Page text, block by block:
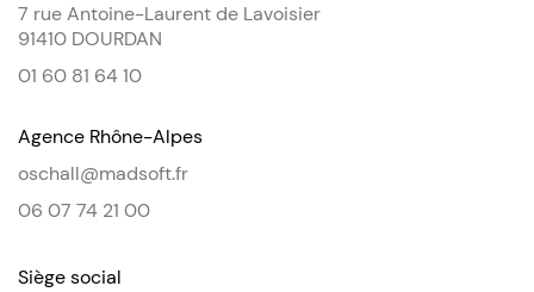
7 rue Antoine-Laurent de Lavoisier
91410 DOURDAN
01 60 81 64 10
Agence Rhône-Alpes
oschall@madsoft.fr
06 07 74 21 00
Siège social